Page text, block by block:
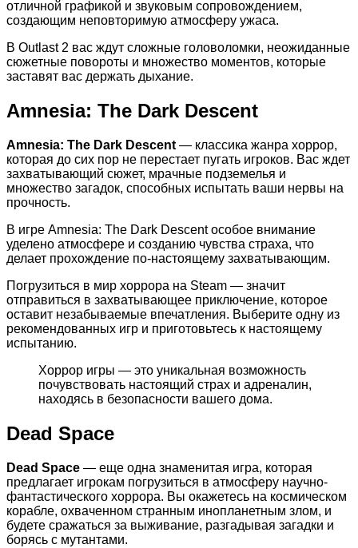
отличной графикой и звуковым сопровождением,
создающим неповторимую атмосферу ужаса.
В Outlast 2 вас ждут сложные головоломки, неожиданные
сюжетные повороты и множество моментов, которые
заставят вас держать дыхание.
Amnesia: The Dark Descent
Amnesia: The Dark Descent — классика жанра хоррор,
которая до сих пор не перестает пугать игроков. Вас ждет
захватывающий сюжет, мрачные подземелья и
множество загадок, способных испытать ваши нервы на
прочность.
В игре Amnesia: The Dark Descent особое внимание
уделено атмосфере и созданию чувства страха, что
делает прохождение по-настоящему захватывающим.
Погрузиться в мир хоррора на Steam — значит
отправиться в захватывающее приключение, которое
оставит незабываемые впечатления. Выберите одну из
рекомендованных игр и приготовьтесь к настоящему
испытанию.
Хоррор игры — это уникальная возможность
почувствовать настоящий страх и адреналин,
находясь в безопасности вашего дома.
Dead Space
Dead Space — еще одна знаменитая игра, которая
предлагает игрокам погрузиться в атмосферу научно-
фантастического хоррора. Вы окажетесь на космическом
корабле, охваченном странным инопланетным злом, и
будете сражаться за выживание, разгадывая загадки и
борясь с мутантами.